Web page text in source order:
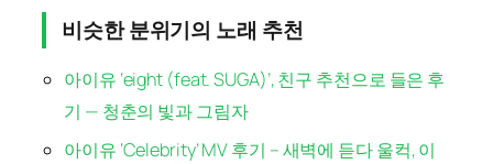
비슷한 분위기의 노래 추천
아이유 ‘eight (feat. SUGA)’, 친구 추천으로 들은 후
기 — 청춘의 빛과 그림자
아이유 ‘Celebrity’ MV 후기 – 새벽에 듣다 울컥, 이